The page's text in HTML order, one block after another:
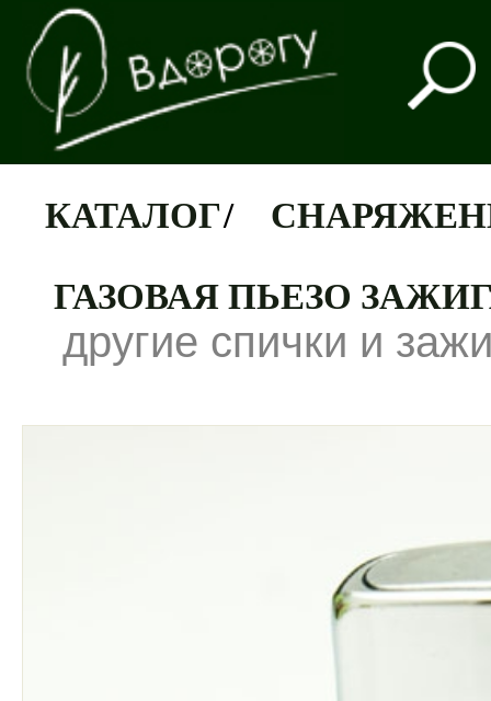
КАТАЛОГ/
ГАЗОВАЯ ПЬЕЗО
другие спички и